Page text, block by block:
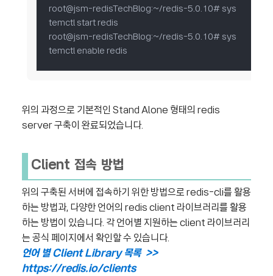
root@jsm-redisTechBlog:~/redis-5.0.10# sys
temctl start redis
root@jsm-redisTechBlog:~/redis-5.0.10# sys
temctl enable redis​
위의 과정으로 기본적인 Stand Alone 형태의 redis
server 구축이 완료되었습니다.
Client 접속 방법
위의 구축된 서버에 접속하기 위한 방법으로 redis-cli를 활용
하는 방법과, 다양한 언어의 redis client 라이브러리를 활용
하는 방법이 있습니다. 각 언어별 지원하는 client 라이브러리
는 공식 페이지에서 확인할 수 있습니다.
언어 별 Client Library 목록 >>
https://redis.io/clients